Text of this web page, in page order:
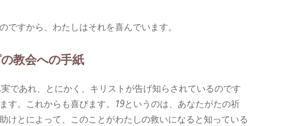
ですから、わたしはそれを喜んでいます。
教会への手紙
であれ、とにかく、キリストが告げ知らされているのです
す。これからも喜びます。 19というのは、あなたがたの祈
けとによって、このことがわたしの救いになると知っている